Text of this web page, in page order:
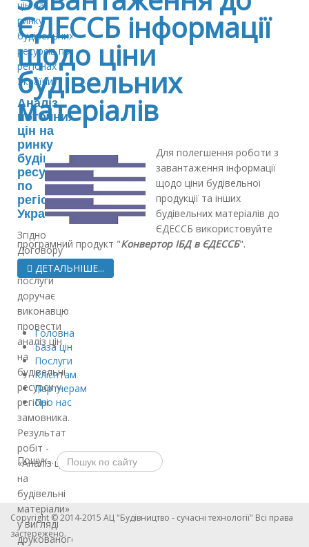
Аналіз
поточних
цін на
ринку
будівельних
ресурсів
по
регіонах
України
Згідно
Договору
замовник
послуги
доручає
виконавцю
провести
аналіз цін
на
будівельні
ресурси у
регіоні
замовника.
Результат
робіт -
«Аналіз цін
на
будівельні
матеріали»
у вигляді
друкованого
ЄДЕССБ інформації
щодо ціни
будівельних
матеріалів
Для полегшення роботи з
завантаження інформації
щодо ціни будівельної
продукції та інших
будівельних матеріалів до
ЄДЕССБ використовуйте
програмний продукт "Конвертор ІБД в ЄДЕССБ".
ДЕТАЛЬНІШЕ...
Головна
База цін
Послуги
Клієнтам
Партнерам
Про нас
Пошук...
Copyright © 2014-2015 АЦ "Будівництво - сучасні технології" Всі права
застережено.